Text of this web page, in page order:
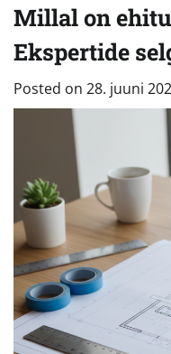
Millal on
Ekspertide
Posted on 28. juuni